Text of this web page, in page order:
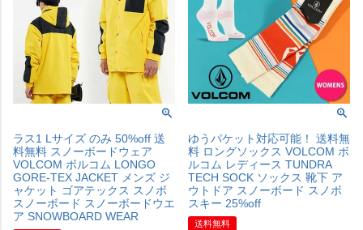
ラス1 Lサイズ のみ 50%off 送
料無料 スノーボードウェア
VOLCOM ボルコム LONGO
GORE-TEX JACKET メンズ ジ
ャケット ゴアテックス スノボ
スノーボード スノーボードウエ
ア SNOWBOARD WEAR
ゆうパケット対応可能！ 送料無
料 ロングソックス VOLCOM ボ
ルコム レディース TUNDRA
TECH SOCK ソックス 靴下 ア
ウトドア スノーボード スノボ
スキー 25%off
送料無料